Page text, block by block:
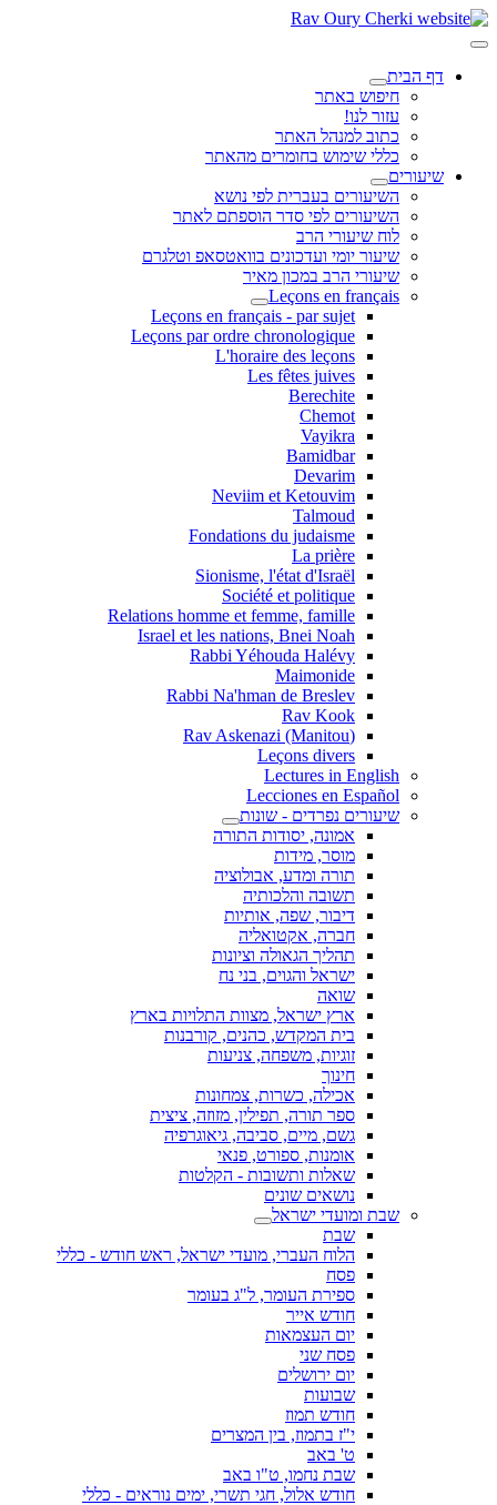
דף הבית
חיפוש באתר
עזור לנו!
כתוב למנהל האתר
כללי שימוש בחומרים מהאתר
שיעורים
השיעורים בעברית לפי נושא
השיעורים לפי סדר הוספתם לאתר
לוח שיעורי הרב
שיעור יומי ועדכונים בוואטסאפ וטלגרם
שיעורי הרב במכון מאיר
Leçons en français
Leçons en français - par sujet
Leçons par ordre chronologique
L'horaire des leçons
Les fêtes juives
Berechite
Chemot
Vayikra
Bamidbar
Devarim
Neviim et Ketouvim
Talmoud
Fondations du judaisme
La prière
Sionisme, l'état d'Israël
Société et politique
Relations homme et femme, famille
Israel et les nations, Bnei Noah
Rabbi Yéhouda Halévy
Maimonide
Rabbi Na'hman de Breslev
Rav Kook
(Rav Askenazi (Manitou
Leçons divers
Lectures in English
Lecciones en Español
שיעורים נפרדים - שונות
אמונה, יסודות התורה
מוסר, מידות
תורה ומדע, אבולוציה
תשובה והלכותיה
דיבור, שפה, אותיות
חברה, אקטואליה
תהליך הגאולה וציונות
ישראל והגוים, בני נח
שואה
ארץ ישראל, מצוות התלויות בארץ
בית המקדש, כהנים, קורבנות
זוגיות, משפחה, צניעות
חינוך
אכילה, כשרות, צמחונות
ספר תורה, תפילין, מזוזה, ציצית
גשם, מיים, סביבה, גיאוגרפיה
אומנות, ספורט, פנאי
שאלות ותשובות - הקלטות
נושאים שונים
שבת ומועדי ישראל
שבת
הלוח העברי, מועדי ישראל, ראש חודש - כללי
פסח
ספירת העומר, ל"ג בעומר
חודש אייר
יום העצמאות
פסח שני
יום ירושלים
שבועות
חודש תמוז
י"ז בתמוז, בין המצרים
ט' באב
שבת נחמו, ט"ו באב
חודש אלול, חגי תשרי, ימים נוראים - כללי